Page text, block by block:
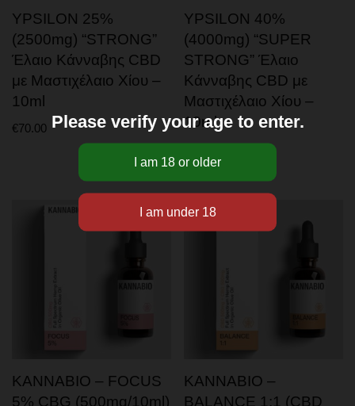
YPSILON 25%
(2500mg) “STRONG”
Έλαιο Κάνναβης CBD
με Μαστιχέλαιο Χίου –
10ml
€70.00
YPSILON 40%
(4000mg) “SUPER
STRONG” Έλαιο
Κάνναβης CBD με
Μαστιχέλαιο Χίου –
10ml
KANNABIO – FOCUS
5% CBG (500mg/10ml)
KANNABIO –
BALANCE 1:1 (CBD
Please verify your age to enter.